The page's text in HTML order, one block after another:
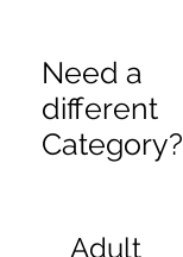
Need a
different
Category?
Adult